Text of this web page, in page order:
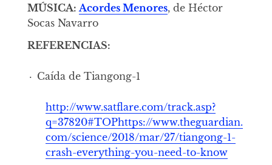
MÚSICA: Acordes Menores, de Héctor
Socas Navarro
REFERENCIAS:
Caída de Tiangong-1
http://www.satflare.com/track.asp?
q=37820#TOPhttps://www.theguardian.
com/science/2018/mar/27/tiangong-1-
crash-everything-you-need-to-know